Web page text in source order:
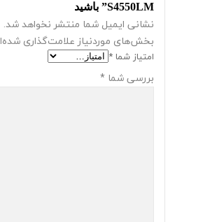
S4550LM” باشید
نشانی ایمیل شما منتشر نخواهد شد.
بخش‌های موردنیاز علامت‌گذاری
امتیاز شما *
بررسی شما *